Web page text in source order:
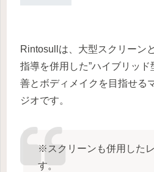
Rintosullは、大型スクリーン
指導を併用した”ハイブリッド
善とボディメイクを目指せる
ジオです。
※スクリーンも併用した
す。